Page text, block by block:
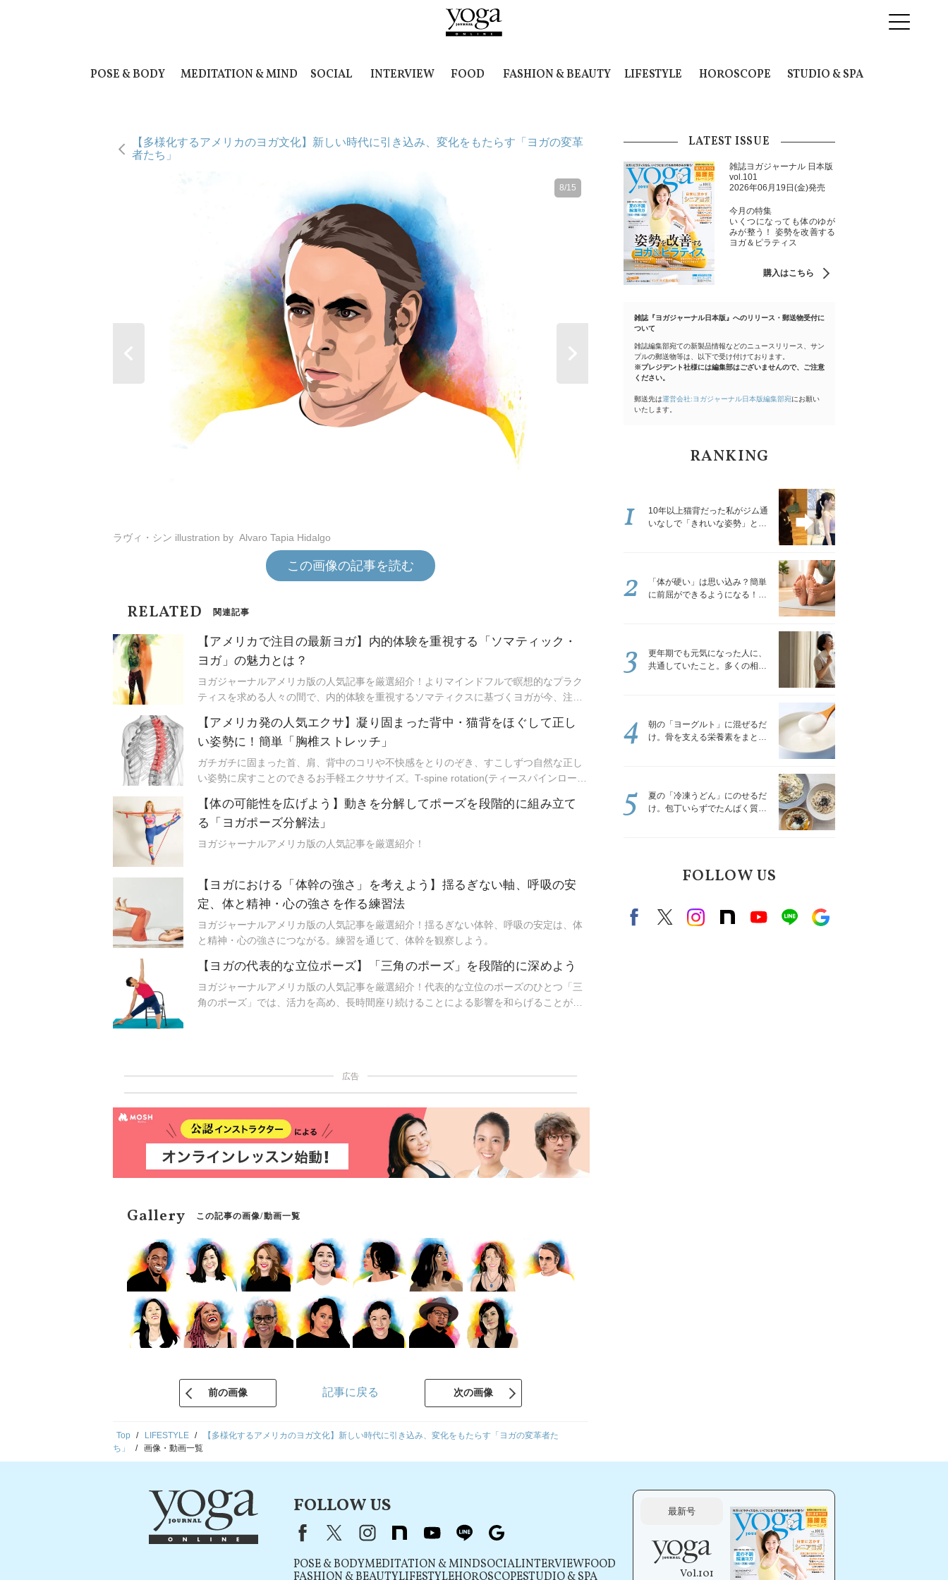
POSE & BODY MEDITATION & MIND SOCIAL INTERVIEW FOOD FASHION & BEAUTY LIFESTYLE HOROSCOPE STUDIO & SPA
【多様化するアメリカのヨガ文化】新しい時代に引き込み、変化をもたらす「ヨガの変革
者たち」
8/15
ラヴィ・シン illustration by Alvaro Tapia Hidalgo
この画像の記事を読む
RELATED 関連記事
【アメリカで注目の最新ヨガ】内的体験を重視する「ソマティック・
ヨガ」の魅力とは？
ヨガジャーナルアメリカ版の人気記事を厳選紹介！よりマインドフルで瞑想的なプラク
ティスを求める人々の間で、内的体験を重視するソマティクスに基づくヨガが今、注目
【アメリカ発の人気エクサ】凝り固まった背中・猫背をほぐして正し
い姿勢に！簡単「胸椎ストレッチ」
ガチガチに固まった首、肩、背中のコリや不快感をとりのぞき、すこしずつ自然な正し
い姿勢に戻すことのできるお手軽エクササイズ。T-spine rotation(ティースパインローテ
【体の可能性を広げよう】動きを分解してポーズを段階的に組み立て
る「ヨガポーズ分解法」
ヨガジャーナルアメリカ版の人気記事を厳選紹介！
【ヨガにおける「体幹の強さ」を考えよう】揺るぎない軸、呼吸の安
定、体と精神・心の強さを作る練習法
ヨガジャーナルアメリカ版の人気記事を厳選紹介！揺るぎない体幹、呼吸の安定は、体
と精神・心の強さにつながる。練習を通じて、体幹を観察しよう。
【ヨガの代表的な立位ポーズ】「三角のポーズ」を段階的に深めよう
ヨガジャーナルアメリカ版の人気記事を厳選紹介！代表的な立位のポーズのひとつ「三
角のポーズ」では、活力を高め、長時間座り続けることによる影響を和らげることがで
広告
Gallery この記事の画像/動画一覧
前の画像 記事に戻る 次の画像
Top LIFESTYLE
【多様化するアメリカのヨガ文化】新しい時代に引き込み、変化をもたらす「ヨガの変革者た
ち」
画像・動画一覧
LATEST ISSUE
雑誌ヨガジャーナル 日本版
vol.101
2026年06月19日(金)発売
今月の特集
いくつになっても体のゆが
みが整う！ 姿勢を改善する
ヨガ＆ピラティス
購入はこちら
雑誌『ヨガジャーナル日本版』へのリリース・郵送物受付に
ついて
雑誌編集部宛ての新製品情報などのニュースリリース、サン
プルの郵送物等は、以下で受け付けております。
※プレジデント社様には編集部はございませんので、ご注意
ください。
郵送先は運営会社:ヨガジャーナル日本版編集部宛にお願い
いたします。
RANKING
10年以上猫背だった私がジム通
いなしで「きれいな姿勢」と褒
1
「体が硬い」は思い込み？簡単
に前屈ができるようになる！腿
2
更年期でも元気になった人に、
共通していたこと。多くの相談
3
朝の「ヨーグルト」に混ぜるだ
け。骨を支える栄養素をまとめ
4
夏の「冷凍うどん」にのせるだ
け。包丁いらずでたんぱく質を
5
FOLLOW US
FacebookX（旧twitter）
instagram
note Youtubeline
FOLLOW US
FacebookX（旧Twitter）
instagram
note youtube line
POSE & BODYMEDITATION & MINDSOCIALINTERVIEWFOOD
FASHION & BEAUTYLIFESTYLEHOROSCOPESTUDIO & SPA
最新号
Vol.101